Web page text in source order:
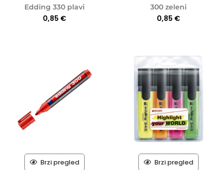
Edding 330 plavi
0,85 €
300 zeleni
0,85 €
Brzi pregled Brzi pregled